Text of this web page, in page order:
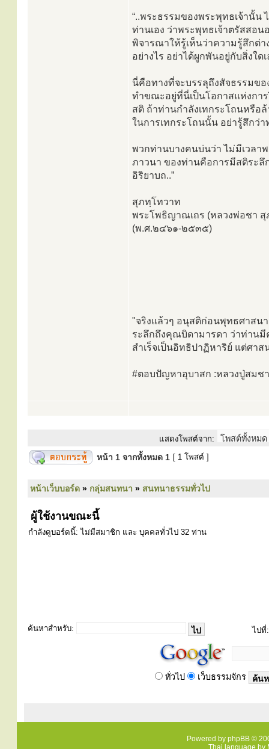
“..พระธรรมของพระพุทธเจ้านั้น
ท่านเอง ว่าพระพุทธเจ้าตรัสสอน
พิจารณาให้รู้เห็นว่าความรู้สึกต่า
อย่างไร อย่าได้ผูกพันอยู่กับสิ่งใด
นี่คือทางที่จะบรรลุถึงสัจธรรมข
ทำขณะอยู่ที่นี่เป็นโอกาสแห่งกา
สติ ถ้าท่านกำลังเทกระโถนหรือ
ในการเทกระโถนนั้น อย่ารู้สึกว่
พวกท่านบางคนบ่นว่า ไม่มีเวลา
ภาวนา ของท่านคือการมีสติระลึ
อิริยาบถ..”
สุภทฺโทวาท
พระโพธิญาณเถร (หลวงพ่อชา สุ
(พ.ศ.๒๔๖๑-๒๕๓๕)
"จริงแล้วๆ อนุสติก่อนพุทธศาสน
ระลึกถึงคุณบิดามารดา ว่าท่าน
สำเร็จเป็นอิทธิปาฏิหาริย์ แต่ศา
#ตอบปัญหาอุบาสก :หลวงปู่สมช
แสดงโพสต์จาก:
หน้า 1 จากทั้งหมด 1 [ 1 โพสต์ ]
หน้าเว็บบอร์ด » กลุ่มสนทนา » สนทนาธรรมทั่วไป
ผู้ใช้งานขณะนี้
กำลังดูบอร์ดนี้: ไม่มีสมาชิก และ บุคคลทั่วไป 32 ท่าน
ค้นหาสำหรับ: ไปที่:
ทั่วไป เว็บธรรมจักร
Powered by phpBB ©
Thai language by